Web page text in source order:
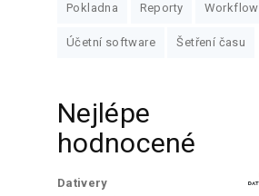
Pokladna Reporty Workflow
Účetní software Šetření času
Nejlépe
hodnocené
Dativery